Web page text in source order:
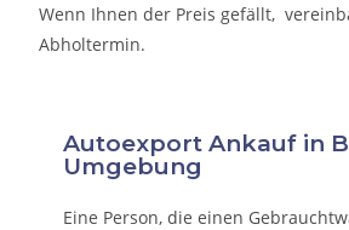
Wenn Ihnen der Preis gefällt,
Abholtermin.
Autoexport Ankauf in
Umgebung
Eine Person, die einen